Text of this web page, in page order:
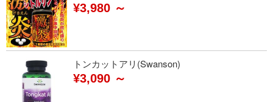
¥3,980 ～
トンカットアリ(Swanson)
¥3,090 ～